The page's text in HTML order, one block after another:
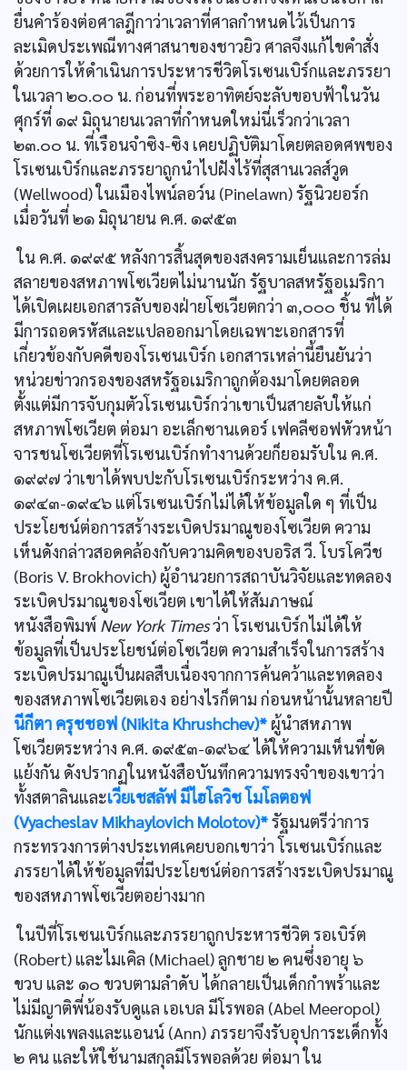
ยื่นคำร้องต่อศาลฎีกาว่าเวลาที่ศาลกำหนดไว้เป็นการ
ละเมิดประเพณีทางศาสนาของชาวยิว ศาลจึงแก้ไขคำสั่ง
ด้วยการให้ดำเนินการประหารชีวิตโรเซนเบิร์กและภรรยา
ในเวลา ๒๐.๐๐ น. ก่อนที่พระอาทิตย์จะลับขอบฟ้าในวัน
ศุกร์ที่ ๑๙ มิถุนายนเวลาที่กำหนดใหม่นี่เร็วกว่าเวลา
๒๓.๐๐ น. ที่เรือนจำซิง-ซิง เคยปฏิบัติมาโดยตลอดศพของ
โรเซนเบิร์กและภรรยาถูกนำไปฝังไร้ที่สุสานเวลส์วูด
(Wellwood) ในเมืองไพน์ลอว์น (Pinelawn) รัฐนิวยอร์ก
เมื่อวันที่ ๒๑ มิถุนายน ค.ศ. ๑๙๕๓
ใน ค.ศ. ๑๙๙๕ หลังการสิ้นสุดของสงครามเย็นและการล่ม
สลายของสหภาพโซเวียตไม่นานนัก รัฐบาลสหรัฐอเมริกา
ได้เปิดเผยเอกสารลับของฝ่ายโซเวียตกว่า ๓,๐๐๐ ชิ้น ที่ได้
มีการถอดรหัสและแปลออกมาโดยเฉพาะเอกสารที่
เกี่ยวข้องกับคดีของโรเซนเบิร์ก เอกสารเหล่านี้ยืนยันว่า
หน่วยข่าวกรองของสหรัฐอเมริกาถูกต้องมาโดยตลอด
ตั้งแต่มีการจับกุมตัวโรเซนเบิร์กว่าเขาเป็นสายลับให้แก่
สหภาพโซเวียต ต่อมา อะเล็กซานเดอร์ เฟคลีซอฟหัวหน้า
จารชนโซเวียตที่โรเซนเบิร์กทำงานด้วยก็ยอมรับใน ค.ศ.
๑๙๙๗ ว่าเขาได้พบปะกับโรเซนเบิร์กระหว่าง ค.ศ.
๑๙๔๓-๑๙๔๖ แต่โรเซนเบิร์กไม่ได้ให้ข้อมูลใด ๆ ที่เป็น
ประโยชน์ต่อการสร้างระเบิดปรมาณูของโซเวียต ความ
เห็นดังกล่าวสอดคล้องกับความคิดของบอริส วี. โบรโควีช
(Boris V. Brokhovich) ผู้อำนวยการสถาบันวิจัยและทดลอง
ระเบิดปรมาณูของโซเวียต เขาได้ให้สัมภาษณ์
หนังสือพิมพ์ New York Timesว่า โรเซนเบิร์กไม่ได้ให้
ข้อมูลที่เป็นประโยชน์ต่อโซเวียต ความสำเร็จในการสร้าง
ระเบิดปรมาณูเป็นผลสืบเนื่องจากการค้นคว้าและทดลอง
ของสหภาพโซเวียตเอง อย่างไรก็ตาม ก่อนหน้านั้นหลายปี
นีกีตา ครุชชอฟ (Nikita Khrushchev)* ผู้นำสหภาพ
โซเวียตระหว่าง ค.ศ. ๑๙๕๓-๑๙๖๔ ได้ให้ความเห็นที่ขัด
แย้งกัน ดังปรากฏในหนังสือบันทึกความทรงจำของเขาว่า
ทั้งสตาลินและเวียเชสลัฟ มีไฮโลวิช โมโลตอฟ
(Vyacheslav Mikhaylovich Molotov)*รัฐมนตรีว่าการ
กระทรวงการต่างประเทศเคยบอกเขาว่า โรเซนเบิร์กและ
ภรรยาได้ให้ข้อมูลที่มีประโยชน์ต่อการสร้างระเบิดปรมาณู
ของสหภาพโซเวียตอย่างมาก
ในปีที่โรเซนเบิร์กและภรรยาถูกประหารชีวิต รอเบิร์ต
(Robert) และไมเคิล (Michael) ลูกชาย ๒ คนซึ่งอายุ ๖
ขวบ และ ๑๐ ขวบตามลำดับ ได้กลายเป็นเด็กกำพร้าและ
ไม่มีญาติพี่น้องรับดูแล เอเบล มีโรพอล (Abel Meeropol)
นักแต่งเพลงและแอนน์ (Ann) ภรรยาจึงรับอุปการะเด็กทั้ง
๒ คน และให้ใช้นามสกุลมีโรพอลด้วย ต่อมา ใน